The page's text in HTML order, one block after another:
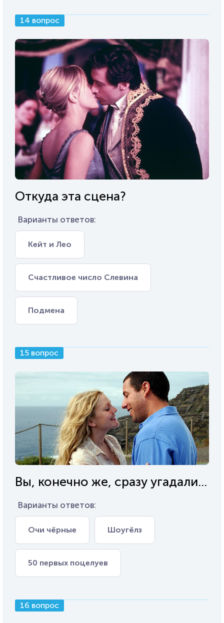
14 вопрос
Откуда эта сцена?
Варианты ответов:
Кейт и Лео
Счастливое число Слевина
Подмена
15 вопрос
Вы, конечно же, сразу угадали...
Варианты ответов:
Очи чёрные Шоугёлз
50 первых поцелуев
16 вопрос